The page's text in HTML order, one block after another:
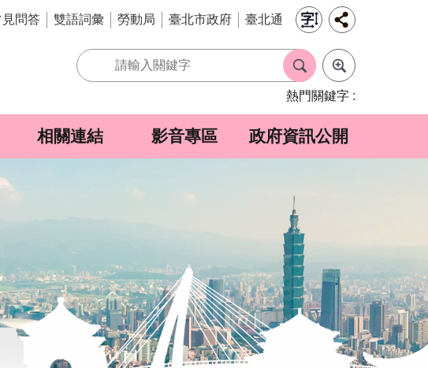
見問答 雙語詞彙 勞動局 臺北市政府 臺北通
熱門關鍵字
相關連結 影音專區 政府資訊公開